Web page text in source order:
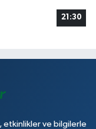
21:30
etkinlikler ve bilgilerle